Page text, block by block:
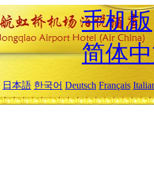
手机版
简体
日本語 한국어 Deutsch Français